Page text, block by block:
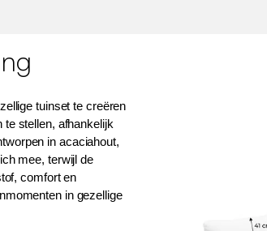
tuinset te creëren
te stellen, afhankelijk
in acaciahout,
mee, terwijl de
comfort en
in gezellige